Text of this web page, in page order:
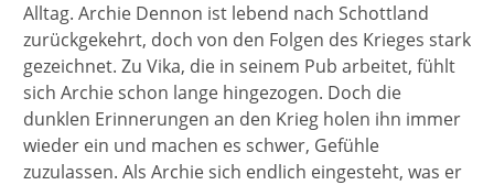
Alltag. Archie Dennon ist lebend nach Schottland
zurückgekehrt, doch von den Folgen des Krieges stark
gezeichnet. Zu Vika, die in seinem Pub arbeitet, fühlt
sich Archie schon lange hingezogen. Doch die
dunklen Erinnerungen an den Krieg holen ihn immer
wieder ein und machen es schwer, Gefühle
zuzulassen. Als Archie sich endlich eingesteht, was er